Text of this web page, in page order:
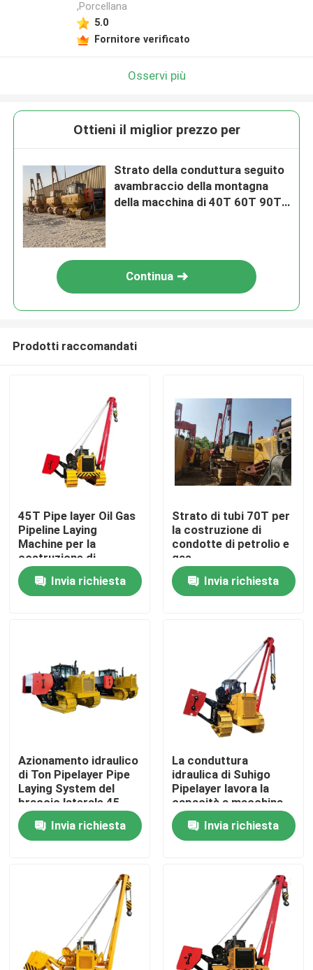
Casa
Circa noi
Controllo di qualità
Contattici
Richieda una citazione
Macchine per condutture
Strato della conduttura
,Porcellana
5.0
Fornitore verificato
Osservi più
Ottieni il miglior prezzo per
Strato della conduttura seguito
avambraccio della montagna
della macchina di 40T 60T 90T
Continua
Prodotti raccomandati
45T Pipe layer Oil Gas
Pipeline Laying
Machine per la
costruzione di
condotte
Invia richiesta
Strato di tubi 70T per
la costruzione di
condotte di petrolio e
gas
Invia richiesta
Azionamento idraulico
di Ton Pipelayer Pipe
Laying System del
braccio laterale 45
Invia richiesta
La conduttura
idraulica di Suhigo
Pipelayer lavora la
capacità a macchina
di sollevamento
100000lbInvia richiesta